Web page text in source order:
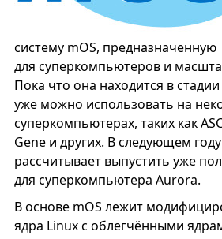
систему mOS, предназначенную
для суперкомпьютеров и
Пока что она находится в
уже можно использовать на
суперкомпьютерах, таких как
Gene и других. В следующем
рассчитывает выпустить уже
для суперкомпьютера Aurora.
В основе mOS лежит
ядра Linux с облегчёнными